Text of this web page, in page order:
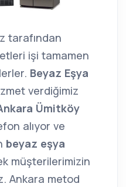
tarafından
işi tamamen
Beyaz Eşya
verdiğimiz
Ümitköy
alıyor ve
beyaz eşya
müşterilerimizin
Ankara metod